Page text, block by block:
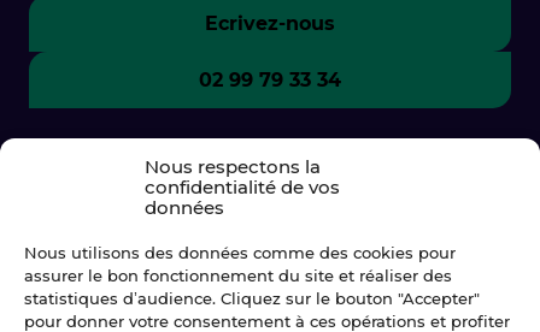
Nous respectons la
confidentialité de vos
données
Nous utilisons des données comme des cookies pour
assurer le bon fonctionnement du site et réaliser des
statistiques d’audience. Cliquez sur le bouton "Accepter"
pour donner votre consentement à ces opérations et profiter
Ecrivez-nous
02 99 79 33 34